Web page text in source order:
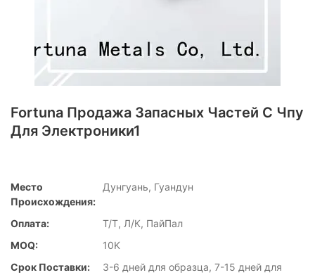
Fortuna Продажа Запасных Частей С Чпу
Для Электроники1
Место
Происхождения:
Дунгуань, Гуандун
Оплата:
Т/Т, Л/К, ПайПал
MOQ:
10K
Срок Поставки:
3-6 дней для образца, 7-15 дней для